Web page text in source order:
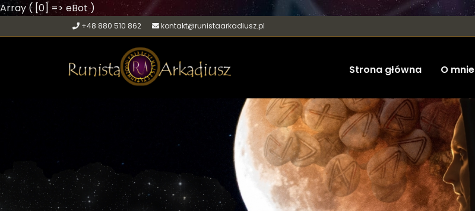
Array ( [0] => eBot )
+48 880 510 862 kontakt@runistaarkadiusz.pl
Strona główna O mnie